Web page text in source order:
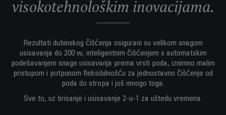
visokotehnološkim inovacijama.
Rezultati dubinskog čišćenja osigurani su velikom snagom
usisavanja do 200 w, inteligentnim čišćenjem s automatskim
podešavanjem snage usisavanja prema vrsti poda, iznimno malim
pristupom i potpunom fleksibilnošću za jednostavno čišćenje od
poda do stropa i još mnogo toga.
Sve to, uz brisanje i usisavanje 2-u-1 za uštedu vremena.